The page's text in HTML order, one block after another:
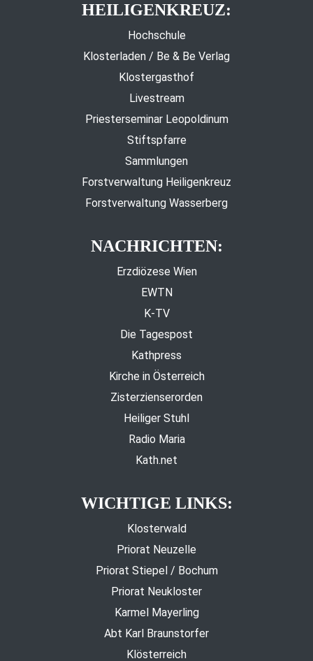
HEILIGENKREUZ:
Hochschule
Klosterladen / Be & Be Verlag
Klostergasthof
Livestream
Priesterseminar Leopoldinum
Stiftspfarre
Sammlungen
Forstverwaltung Heiligenkreuz
Forstverwaltung Wasserberg
NACHRICHTEN:
Erzdiözese Wien
EWTN
K-TV
Die Tagespost
Kathpress
Kirche in Österreich
Zisterzienserorden
Heiliger Stuhl
Radio Maria
Kath.net
WICHTIGE LINKS:
Klosterwald
Priorat Neuzelle
Priorat Stiepel / Bochum
Priorat Neukloster
Karmel Mayerling
Abt Karl Braunstorfer
Klösterreich